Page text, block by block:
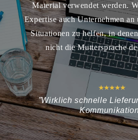
Material verwendet werden.
Expertise auch Unternehmen
Situationen zu helfen, in
nicht die Muttersprache
”Wirklich schnelle